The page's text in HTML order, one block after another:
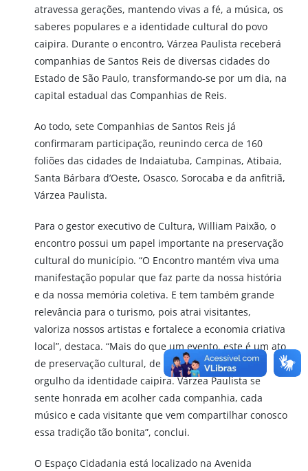
atravessa gerações, mantendo vivas a fé, a música, os
saberes populares e a identidade cultural do povo
caipira. Durante o encontro, Várzea Paulista receberá
companhias de Santos Reis de diversas cidades do
Estado de São Paulo, transformando-se por um dia, na
capital estadual das Companhias de Reis.
Ao todo, sete Companhias de Santos Reis já
confirmaram participação, reunindo cerca de 160
foliões das cidades de Indaiatuba, Campinas, Atibaia,
Santa Bárbara d’Oeste, Osasco, Sorocaba e da anfitriã,
Várzea Paulista.
Para o gestor executivo de Cultura, William Paixão, o
encontro possui um papel importante na preservação
cultural do município. “O Encontro mantém viva uma
manifestação popular que faz parte da nossa história
e da nossa memória coletiva. E tem também grande
relevância para o turismo, pois atrai visitantes,
valoriza nossos artistas e fortalece a economia criativa
local”, destaca. “Mais do que um evento, este é um ato
de preservação cultural, de celebração da fé e de
orgulho da identidade caipira. Várzea Paulista se
sente honrada em acolher cada companhia, cada
músico e cada visitante que vem compartilhar conosco
essa tradição tão bonita”, conclui.
O Espaço Cidadania está localizado na Avenida